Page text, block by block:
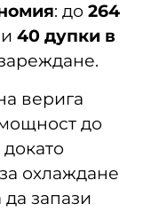
: до 264
40 дупки в
верига
до
охлаждане
да запази